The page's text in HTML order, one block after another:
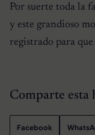
Por suerte toda la
y este grandioso
registrado para
Comparte esta
Facebook